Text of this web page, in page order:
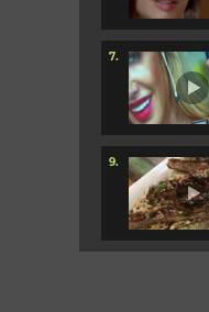
7.
9.